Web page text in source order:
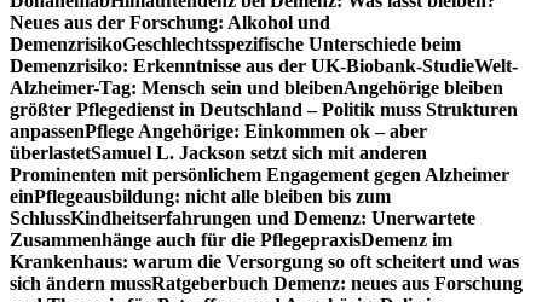
Neues aus der Forschung: Alkohol und
DemenzrisikoGeschlechtsspezifische Unterschiede beim
Demenzrisiko: Erkenntnisse aus der UK-Biobank-StudieWelt-
Alzheimer-Tag: Mensch sein und bleibenAngehörige bleiben
größter Pflegedienst in Deutschland – Politik muss Strukturen
anpassenPflege Angehörige: Einkommen ok – aber
überlastetSamuel L. Jackson setzt sich mit anderen
Prominenten mit persönlichem Engagement gegen Alzheimer
einPflegeausbildung: nicht alle bleiben bis zum
SchlussKindheitserfahrungen und Demenz: Unerwartete
Zusammenhänge auch für die PflegepraxisDemenz im
Krankenhaus: warum die Versorgung so oft scheitert und was
sich ändern mussRatgeberbuch Demenz: neues aus Forschung